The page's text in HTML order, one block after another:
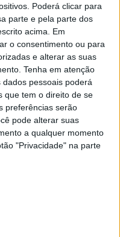
Poderá clicar para
parte e pela parte dos
acima. Em
o consentimento ou para
e alterar as suas
Tenha em atenção
pessoais poderá
que tem o direito de se
preferências serão
pode alterar suas
a qualquer momento
"Privacidade" na parte
que jogarão num
os dois
título de campeão,
principal escalão do
Estação Diária – 96.8